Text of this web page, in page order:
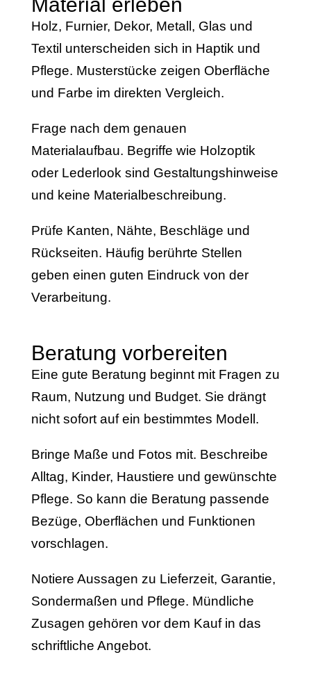
Material erleben
Holz, Furnier, Dekor, Metall, Glas und
Textil unterscheiden sich in Haptik und
Pflege. Musterstücke zeigen Oberfläche
und Farbe im direkten Vergleich.
Frage nach dem genauen
Materialaufbau. Begriffe wie Holzoptik
oder Lederlook sind Gestaltungshinweise
und keine Materialbeschreibung.
Prüfe Kanten, Nähte, Beschläge und
Rückseiten. Häufig berührte Stellen
geben einen guten Eindruck von der
Verarbeitung.
Beratung vorbereiten
Eine gute Beratung beginnt mit Fragen zu
Raum, Nutzung und Budget. Sie drängt
nicht sofort auf ein bestimmtes Modell.
Bringe Maße und Fotos mit. Beschreibe
Alltag, Kinder, Haustiere und gewünschte
Pflege. So kann die Beratung passende
Bezüge, Oberflächen und Funktionen
vorschlagen.
Notiere Aussagen zu Lieferzeit, Garantie,
Sondermaßen und Pflege. Mündliche
Zusagen gehören vor dem Kauf in das
schriftliche Angebot.